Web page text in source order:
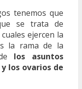
tenemos que
se trata de
ejercen la
la rama de la
los asuntos
los ovarios de